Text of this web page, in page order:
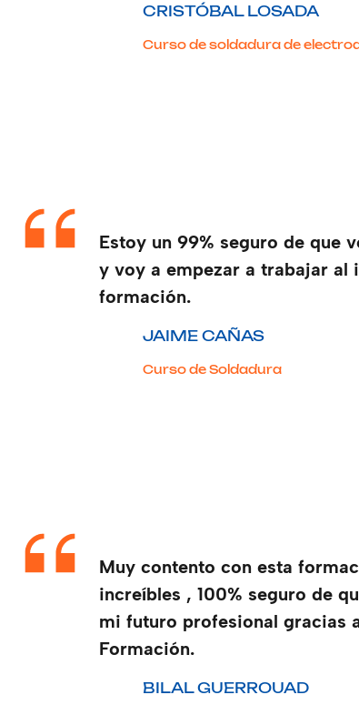
CRISTÓBAL LOSADA
Curso de soldadura de
Estoy un 99% seguro de que
y voy a empezar a trabajar al
formación.
JAIME CAÑAS
Curso de Soldadura
Muy contento con esta
increíbles , 100% seguro de
mi futuro profesional gracias
Formación.
BILAL GUERROUAD